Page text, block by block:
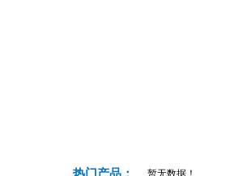
暂无数据！